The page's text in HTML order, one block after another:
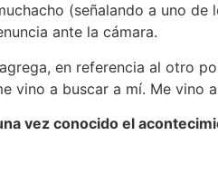
(señalando a uno
ante la cámara.
en referencia al otro
vino a buscar a mí. Me vino
vez conocido el